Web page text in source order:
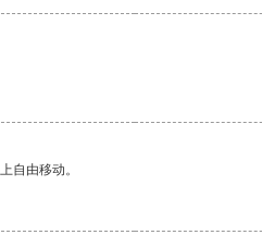
自由移动。